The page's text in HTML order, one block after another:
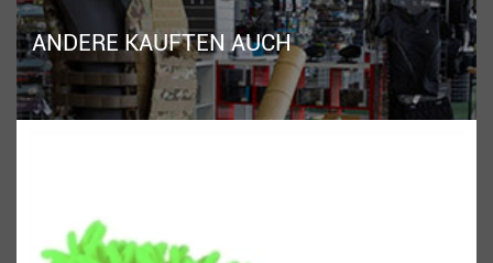
ANDERE KAUFTEN AUCH